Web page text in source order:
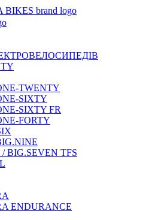
TWENTY
SIXTY
SIXTY FR
FORTY
BIG.SEVEN TFS
ENDURANCE